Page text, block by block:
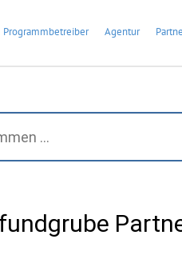
Programmbetreiber Agentur